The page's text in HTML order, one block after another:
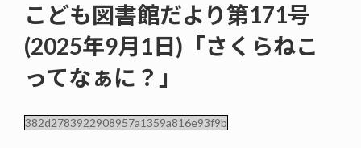
こども図書館だより第171号
(2025年9月1日)「さくらねこ
ってなぁに？」
382d2783922908957a1359a816e93f9b